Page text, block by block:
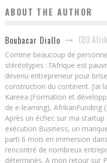
ABOUT THE AUTHOR
Boubacar Diallo CEO
Comme beaucoup de
stéréotypes : l’Afrique est
devenu entrepreneur pour
construction du continent. J’ai
Kareea (Formation et
de e-learning),
Après un échec sur ma startup
exécution Business, un
parti 6 mois en immersion dans
rencontré de nombreux
déterminés. A mon retour sur